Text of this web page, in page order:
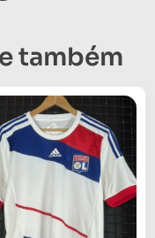
também